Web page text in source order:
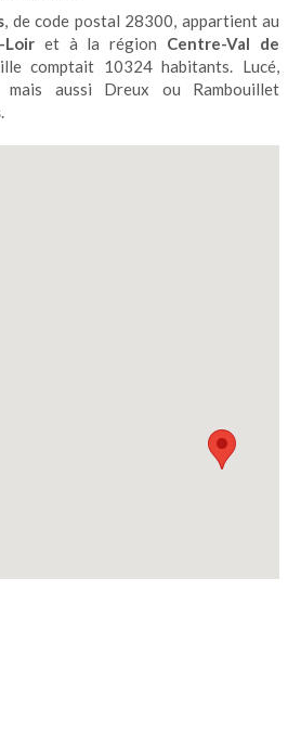
, de code postal 28300, appartient au
Loiret à la région Centre-Val de
comptait 10324 habitants. Lucé,
mais aussi Dreux ou Rambouillet
.